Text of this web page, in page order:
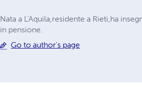
Nata a L'Aquila,residente a Rieti,ha
in pensione.
Go to author's page